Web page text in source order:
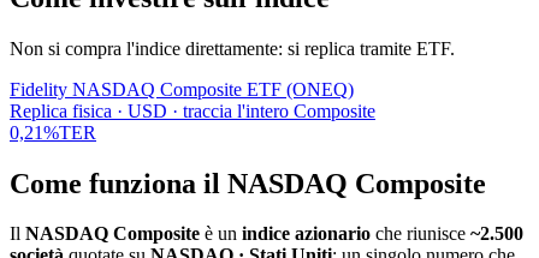
Non si compra l'indice direttamente: si replica tramite ETF.
Fidelity NASDAQ Composite ETF (ONEQ)
Replica fisica · USD · traccia l'intero Composite
0,21%TER
Come funziona il NASDAQ Composite
Il NASDAQ Composite è un indice azionario che riunisce ~2.500